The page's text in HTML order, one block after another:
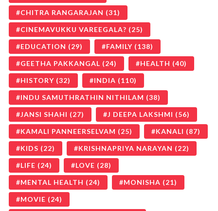
CHITRA RANGARAJAN (31)
CINEMAVUKKU VAREEGALA? (25)
EDUCATION (29) FAMILY (138)
GEETHA PAKKANGAL (24) HEALTH (40)
HISTORY (32) INDIA (110)
INDU SAMUTHRATHIN NITHILAM (38)
JANSI SHAHI (27) J DEEPA LAKSHMI (56)
KAMALI PANNEERSELVAM (25) KANALI (87)
KIDS (22) KRISHNAPRIYA NARAYAN (22)
LIFE (24) LOVE (28)
MENTAL HEALTH (24) MONISHA (21)
MOVIE (24)